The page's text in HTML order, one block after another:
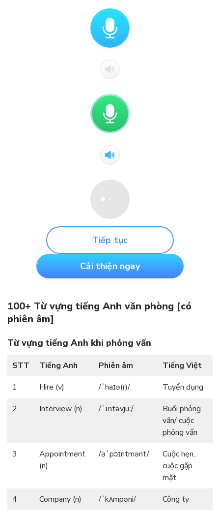
Tiếp tục
Cải thiện ngay
100+ Từ vựng tiếng Anh văn phòng [có
phiên âm]
Từ vựng tiếng Anh khi phỏng vấn
STT Tiếng Anh Phiên âm
Tiếng Việt
1
Hire (v) /ˈhaɪə(r)/
Tuyển dụng
2
Interview (n) /ˈɪntəvjuː/
Buổi phỏng
vấn/ cuộc
phỏng vấn
3
Appointment
(n)
/əˈpɔɪntmənt/
Cuộc hẹn,
cuộc gặp
mặt
4
Company (n) /ˈkʌmpəni/
Công ty